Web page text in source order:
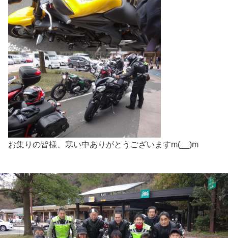
お集りの皆様、寒い中ありがとうございますm(__)m